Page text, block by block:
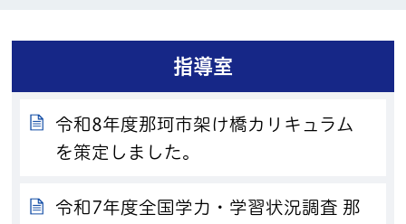
指導室
令和8年度那珂市架け橋カリキュラム
を策定しました。
令和7年度全国学力・学習状況調査 那